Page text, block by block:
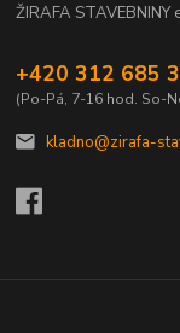
ŽIRAFA STAVEBNINY
+420 312 685
(Po-Pá, 7-16 hod. So-
kladno@zirafa-